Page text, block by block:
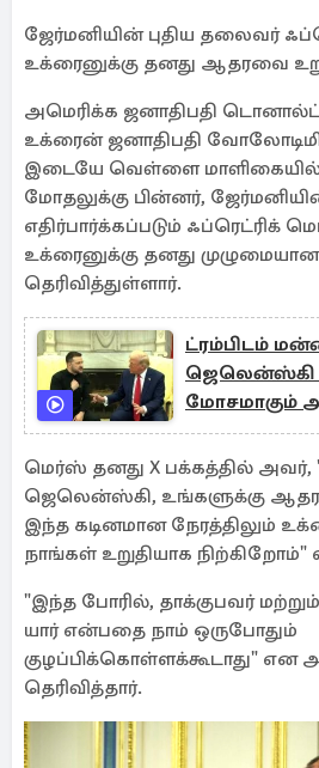
ஜேர்மனியின் புதிய தலைவர்
உக்ரைனுக்கு தனது ஆதரவை
அமெரிக்க ஜனாதிபதி டொனால்ட்
உக்ரைன் ஜனாதிபதி
இடையே வெள்ளை மாளிகையில்
மோதலுக்கு பின்னர்,
எதிர்பார்க்கப்படும் ஃப்ரெட்ரிக்
உக்ரைனுக்கு தனது
தெரிவித்துள்ளார்.
ட்ரம்பிடம்
ஜெலென்ஸ்கி
மோசமாகும்
உக்ரைன் உறவு
மெர்ஸ் தனது X பக்கத்தில்
ஜெலென்ஸ்கி, உங்களுக்கு
இந்த கடினமான நேரத்திலும்
நாங்கள் உறுதியாக நிற்கிறோம்"
"இந்த போரில், தாக்குபவர்
யார் என்பதை நாம் ஒருபோதும்
குழப்பிக்கொள்ளக்கூடாது" என
தெரிவித்தார்.